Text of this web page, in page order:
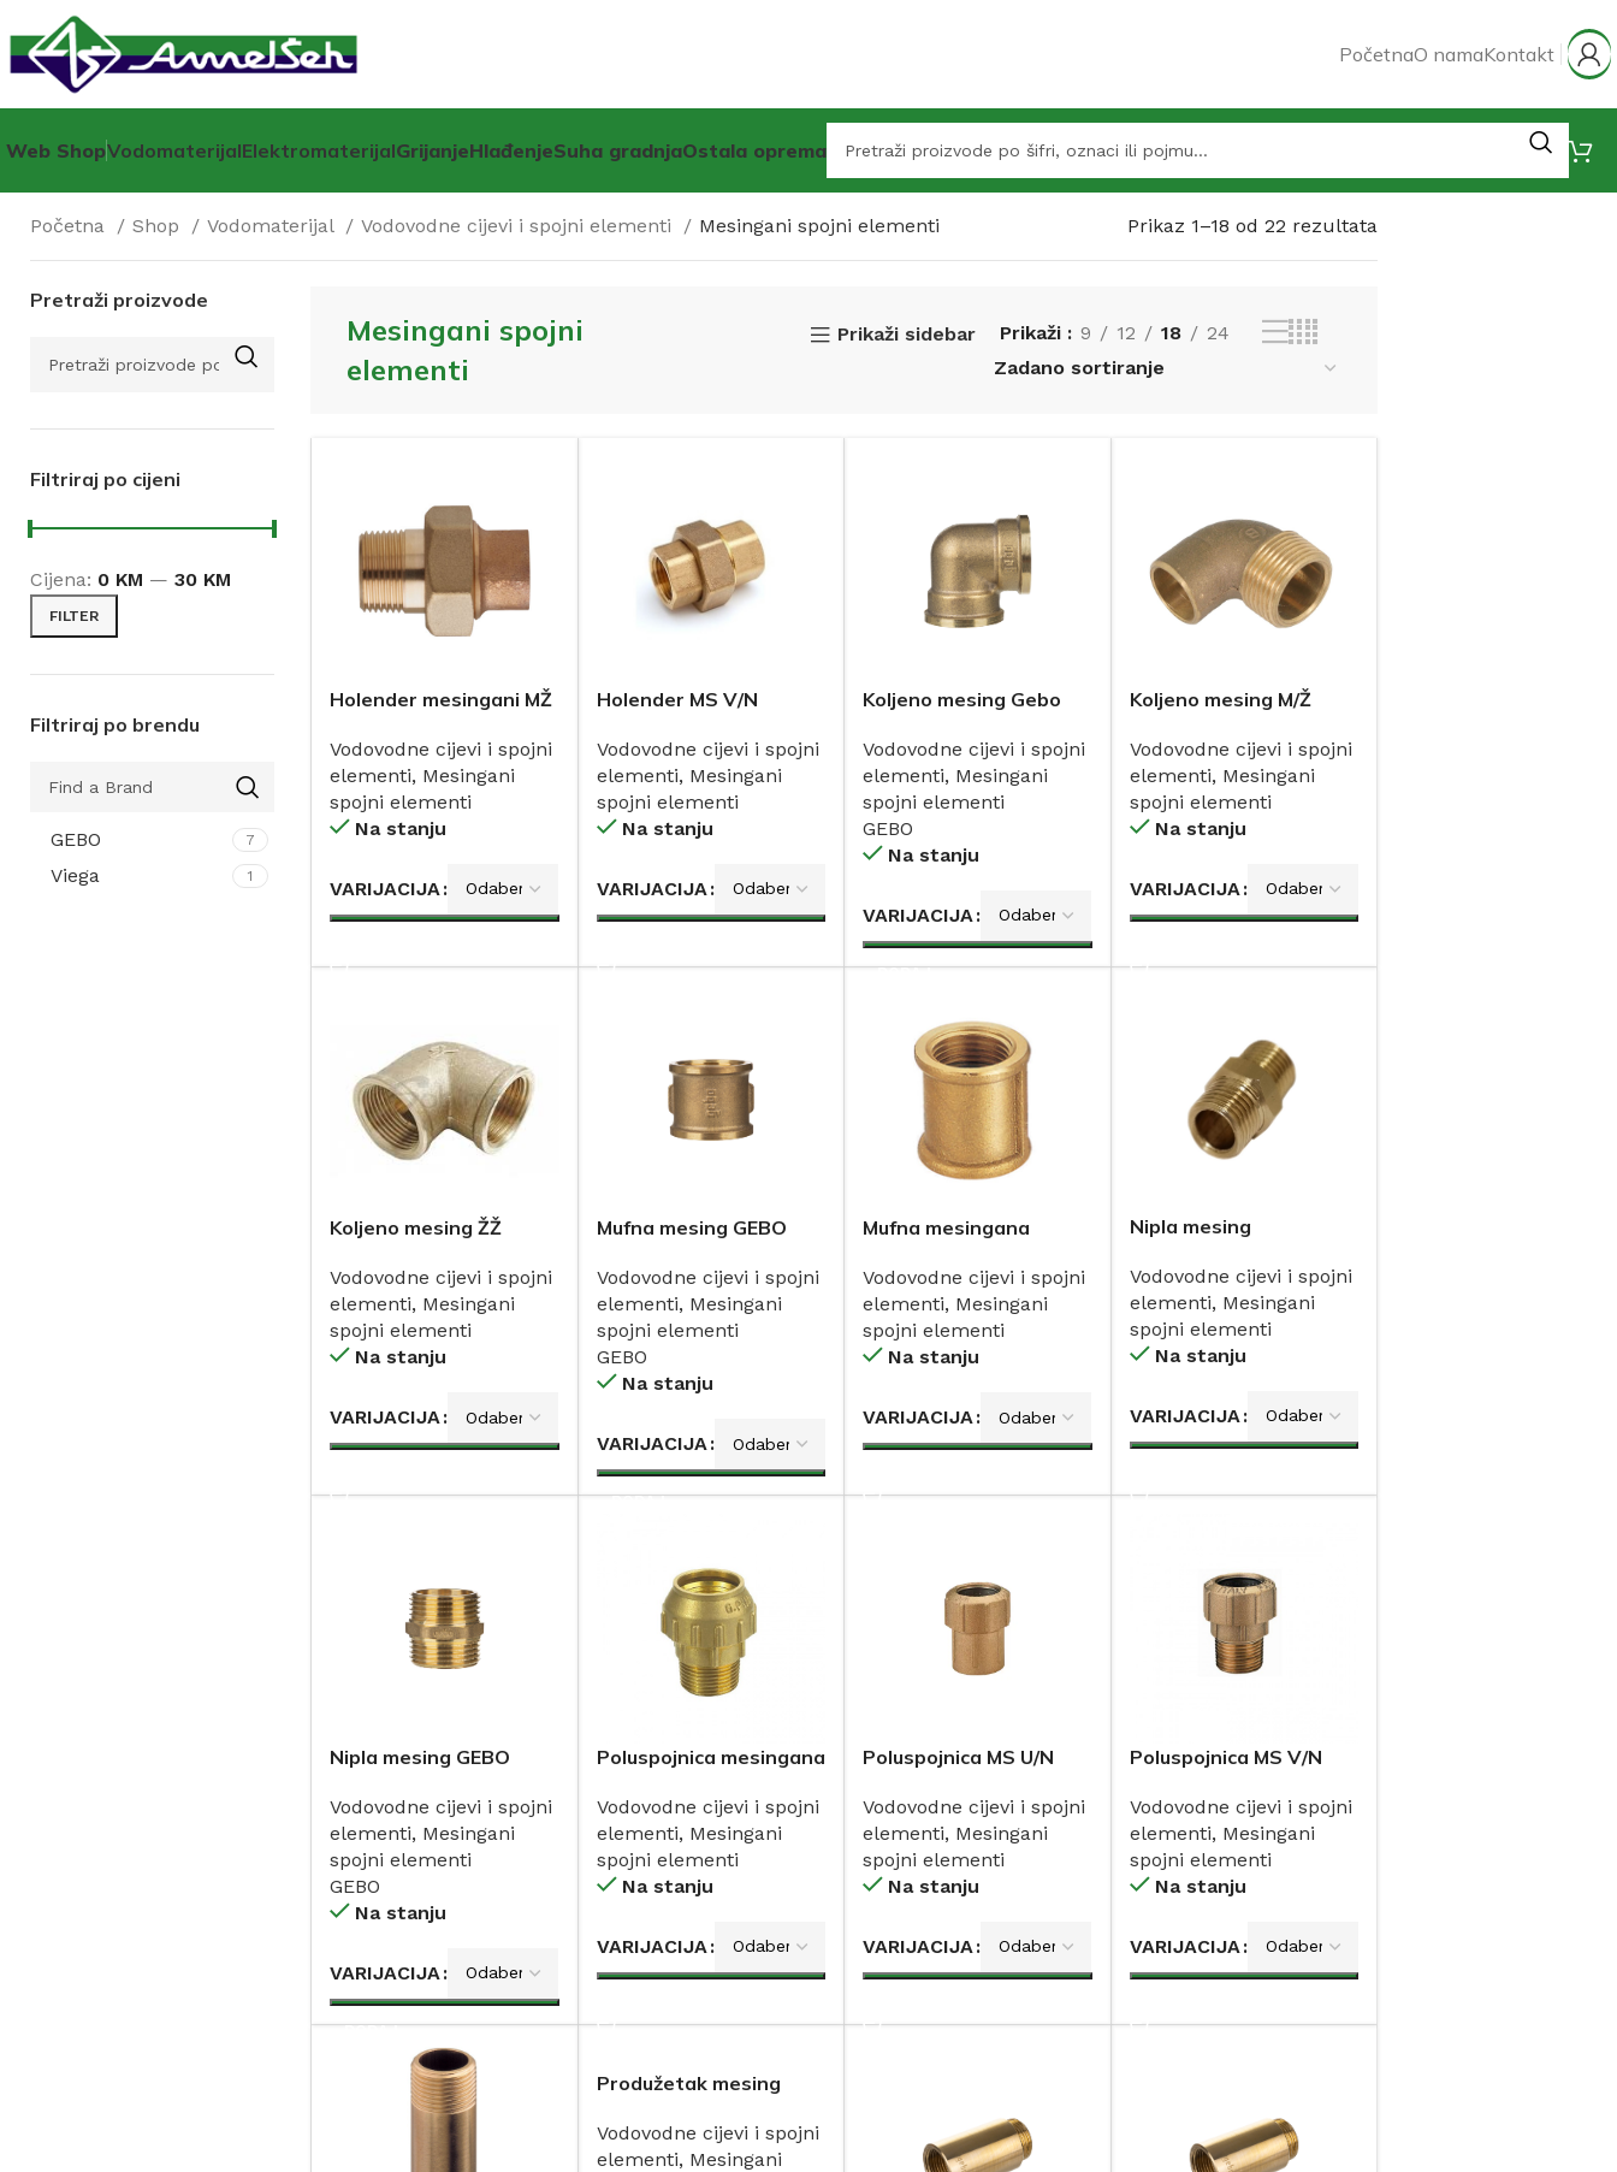
PočetnaO namaKontakt
Web ShopVodomaterijalElektromaterijalGrijanjeHlađenjeSuha gradnjaOstala oprema
Početna Shop Vodomaterijal Vodovodne cijevi i spojni elementi Mesingani spojni elementi Prikaz 1–18 od 22 rezultata
Pretraži proizvode
Filtriraj po cijeni
FILTER
Cijena: 0 KM — 30 KM
Filtriraj po brendu
GEBO 7
Viega 1
Mesingani spojni
elementi
Prikaži sidebar Prikaži 9 12 18 24
Holender mesingani MŽ
Vodovodne cijevi i spojni
elementi, Mesingani
spojni elementi
Na stanju
VARIJACIJA
Holender MS V/N
Vodovodne cijevi i spojni
elementi, Mesingani
spojni elementi
Na stanju
VARIJACIJA
Koljeno mesing Gebo
Vodovodne cijevi i spojni
elementi, Mesingani
spojni elementi
GEBO
Na stanju
VARIJACIJA
DODAJ
Koljeno mesing M/Ž
Vodovodne cijevi i spojni
elementi, Mesingani
spojni elementi
Na stanju
VARIJACIJA
Koljeno mesing ŽŽ
Vodovodne cijevi i spojni
elementi, Mesingani
spojni elementi
Na stanju
VARIJACIJA
Mufna mesing GEBO
Vodovodne cijevi i spojni
elementi, Mesingani
spojni elementi
GEBO
Na stanju
VARIJACIJA
DODAJ
Mufna mesingana
Vodovodne cijevi i spojni
elementi, Mesingani
spojni elementi
Na stanju
VARIJACIJA
Nipla mesing
Vodovodne cijevi i spojni
elementi, Mesingani
spojni elementi
Na stanju
VARIJACIJA
Nipla mesing GEBO
Vodovodne cijevi i spojni
elementi, Mesingani
spojni elementi
GEBO
Na stanju
VARIJACIJA
DODAJ
Poluspojnica mesingana
Vodovodne cijevi i spojni
elementi, Mesingani
spojni elementi
Na stanju
VARIJACIJA
Poluspojnica MS U/N
Vodovodne cijevi i spojni
elementi, Mesingani
spojni elementi
Na stanju
VARIJACIJA
Poluspojnica MS V/N
Vodovodne cijevi i spojni
elementi, Mesingani
spojni elementi
Na stanju
VARIJACIJA
Produžetak mesing
Vodovodne cijevi i spojni
elementi, Mesingani